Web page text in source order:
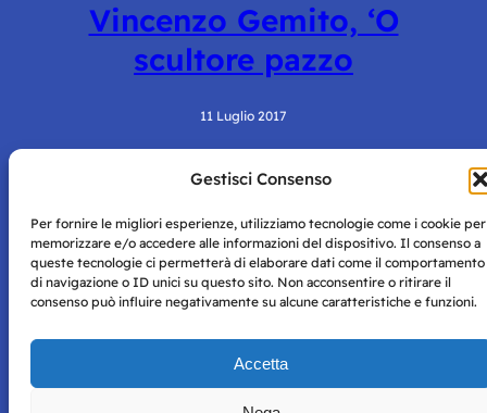
Gestisci Consenso
Per fornire le migliori esperienze, utilizziamo tecnologie come i cookie per
memorizzare e/o accedere alle informazioni del dispositivo. Il consenso a
queste tecnologie ci permetterà di elaborare dati come il comportamento
di navigazione o ID unici su questo sito. Non acconsentire o ritirare il
consenso può influire negativamente su alcune caratteristiche e funzioni.
Accetta
Vincenzo Gemito, ‘O
scultore pazzo
11 Luglio 2017
Napoli con autorizzazione numero 38 del 25/9/2019.
Tutte le immagini e i contenuti su questo sito sono forniti